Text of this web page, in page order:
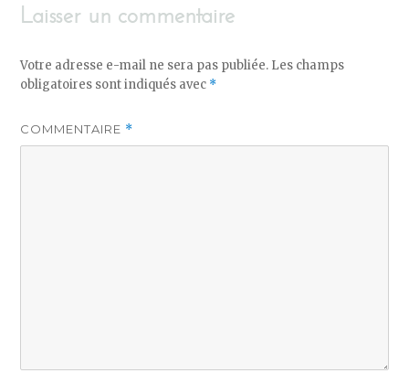
Laisser un commentaire
Votre adresse e-mail ne sera pas publiée. Les champs
obligatoires sont indiqués avec *
COMMENTAIRE *